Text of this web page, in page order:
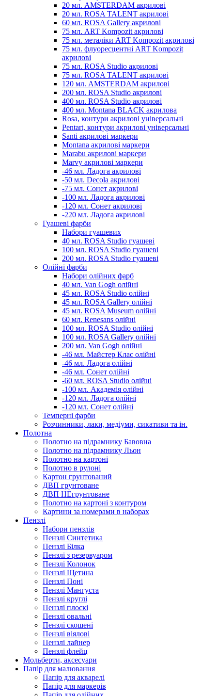
20 мл. AMSTERDAM акрилові
20 мл. ROSA TALENT акрилові
60 мл. ROSA Gallery акрилові
75 мл. ART Kompozit акрилові
75 мл. металіки ART Kompozit акрилові
75 мл. флуоресцентні ART Kompozit
акрилові
75 мл. ROSA Studio акрилові
75 мл. ROSA TALENT акрилові
120 мл. AMSTERDAM акрилові
200 мл. ROSA Studio акрилові
400 мл. ROSA Studio акрилові
400 мл. Montana BLACK акрилова
Rosa, контури акрилові універсальні
Pentart, контури акрилові універсальні
Santi акрилові маркери
Montana акрилові маркери
Marabu акрилові маркери
Marvy акрилові маркери
-46 мл. Ладога акрилові
-50 мл. Decola акрилові
-75 мл. Сонет акрилові
-100 мл. Ладога акрилові
-120 мл. Сонет акрилові
-220 мл. Ладога акрилові
Гуашеві фарби
Набори гуашевих
40 мл. ROSA Studio гуашеві
100 мл. ROSA Studio гуашеві
200 мл. ROSA Studio гуашеві
Олійні фарби
Набори олійних фарб
40 мл. Van Gogh олійні
45 мл. ROSA Studio олійні
45 мл. ROSA Gallery олійні
45 мл. ROSA Museum олійні
60 мл. Renesans олійні
100 мл. ROSA Studio олійні
100 мл. ROSA Gallery олійні
200 мл. Van Gogh олійні
-46 мл. Майстер Клас олійні
-46 мл. Ладога олійні
-46 мл. Сонет олійні
-60 мл. ROSA Studio олійні
-100 мл. Академія олійні
-120 мл. Ладога олійні
-120 мл. Сонет олійні
Темперні фарби
Розчинники, лаки, медіуми, сикативи та ін.
Полотна
Полотно на підрамнику Бавовна
Полотно на підрамнику Льон
Полотно на картоні
Полотно в рулоні
Картон грунтований
ДВП грунтоване
ДВП НЕгрунтоване
Полотно на картоні з контуром
Картини за номерами в наборах
Пензлі
Набори пензлів
Пензлі Синтетика
Пензлі Білка
Пензлі з резервуаром
Пензлі Колонок
Пензлі Щетина
Пензлі Поні
Пензлі Мангуста
Пензлі круглі
Пензлі плоскі
Пензлі овальні
Пензлі скошені
Пензлі віялові
Пензлі лайнер
Пензлі флейц
Мольберти, аксесуари
Папір для малювання
Папір для акварелі
Папір для маркерів